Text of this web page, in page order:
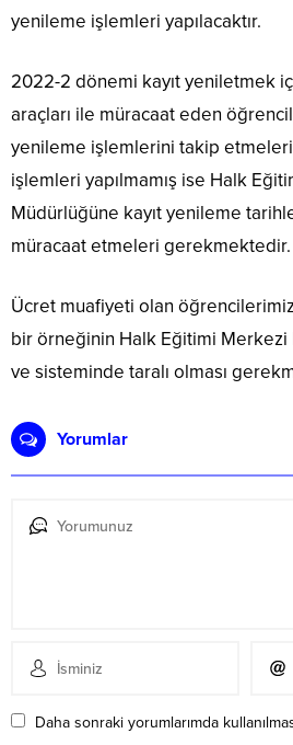
yenileme işlemleri yapılacaktır.
2022-2 dönemi kayıt yeniletmek
araçları ile müracaat eden
yenileme işlemlerini takip
işlemleri yapılmamış ise Halk
Müdürlüğüne kayıt yenileme
müracaat etmeleri gerekmektedir.
Ücret muafiyeti olan
bir örneğinin Halk Eğitimi
ve sisteminde taralı olması
Yorumlar
Daha sonraki yorumlarımda